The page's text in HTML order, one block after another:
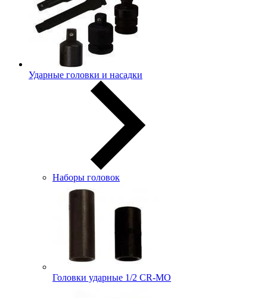
Ударные головки и насадки
Наборы головок
Головки ударные 1/2 CR-MO